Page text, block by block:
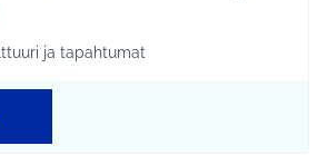
mukaan: Kellokoski
tulokset teeman mukaan: Kulttuuri ja
ja tapahtumat